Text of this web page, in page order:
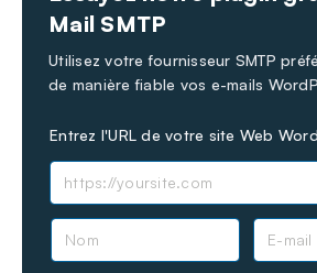
Mail SMTP
Utilisez votre fournisseur SMTP
de manière fiable vos e-mails
Entrez l'URL de votre site Web
N
E